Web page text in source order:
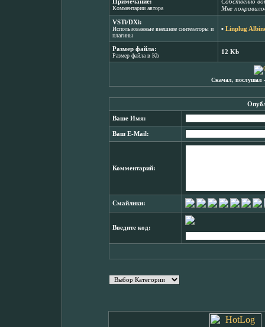
Комментарии автора
Мне
VSTi/DXi:
Использованные внешние синтезаторы и
плагины
▪ Linplug
Размер файла:
Размер файла в Kb
12 Kb
Скачал, послушал
Ваше Имя:
Ваш E-Mail:
Комментарий:
Смайлики:
Введите код: